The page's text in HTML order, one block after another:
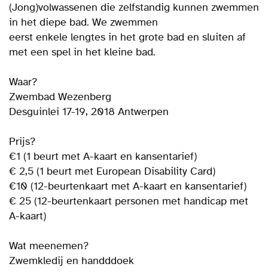
(Jong)volwassenen die zelfstandig kunnen zwemmen
in het diepe bad. We zwemmen
eerst enkele lengtes in het grote bad en sluiten af
met een spel in het kleine bad.
Waar?
Zwembad Wezenberg
Desguinlei 17-19, 2018 Antwerpen
Prijs?
€1 (1 beurt met A-kaart en kansentarief)
€ 2,5 (1 beurt met European Disability Card)
€10 (12-beurtenkaart met A-kaart en kansentarief)
€ 25 (12-beurtenkaart personen met handicap met
A-kaart)
Wat meenemen?
Zwemkledij en handddoek